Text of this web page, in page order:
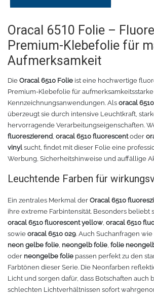
Chemica Sunmark
Chemica Printbar
Chemica Reflex
Chemica Darklite
Chemica Metallic
Chemica Fashion
Transferpapier
Transferfolie
Chemica Quickflex
Chemica Hotmark Revolution
Chemica Bling-Bling
Werkzeugkasten
Reinigung
Tücher
Reinigungsset
Glasschaber
Verpackungsmaschinen
Klebeband
Ausrüstung
Rollenhalter
infokarten
Rollenständer
Oracal 6510 Folie –
Premium-Klebefolie für
Aufmerksamkeit
Die Oracal 6510 Folie ist eine hochwertige
Premium-Klebefolie für
Kennzeichnungsanwendungen. Als oracal
überzeugt sie durch intensive Leuchtkraft,
hervorragende Verarbeitungseigenschaften.
fluoreszierend, oracal 6510 fluorescentoder
vinyl sucht, findet mit dieser Folie eine
Werbung, Sicherheitshinweise und auffällige
Leuchtende Farben für
Ein zentrales Merkmal der Oracal 6510
ihre extreme Farbintensität. Besonders beliebt
oracal 6510 fluorescent yellow, oracal 6510
sowie oracal 6510 029. Auch Suchanfragen wie
neon gelbe folie, neongelb folie, folie
oder neongelbe folie passen perfekt zu den
Farbtönen dieser Serie. Die Neonfarben
Licht und sorgen dafür, dass Botschaften auch
schlechten Lichtverhältnissen sofort